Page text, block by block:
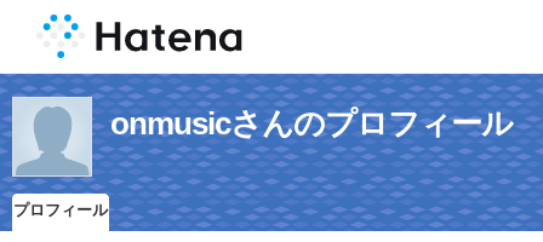
onmusicさんのプロフィール
プロフィール